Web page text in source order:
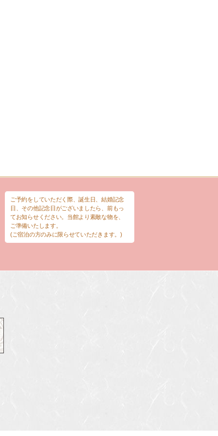
ご予約をしていただく際、誕生日、結婚記念
日、その他記念日がございましたら、前もっ
てお知らせください。当館より素敵な物を、
ご準備いたします。
(ご宿泊の方のみに限らせていただきます。)